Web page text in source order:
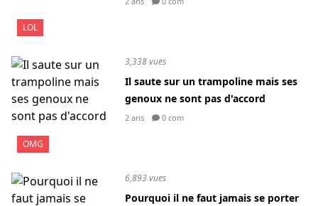
LOL
OMG
3,338 vues
Il saute sur un trampoline mais ses
genoux ne sont pas d'accord
2 ans 0 com
6,893 vues
Pourquoi il ne faut jamais se porter